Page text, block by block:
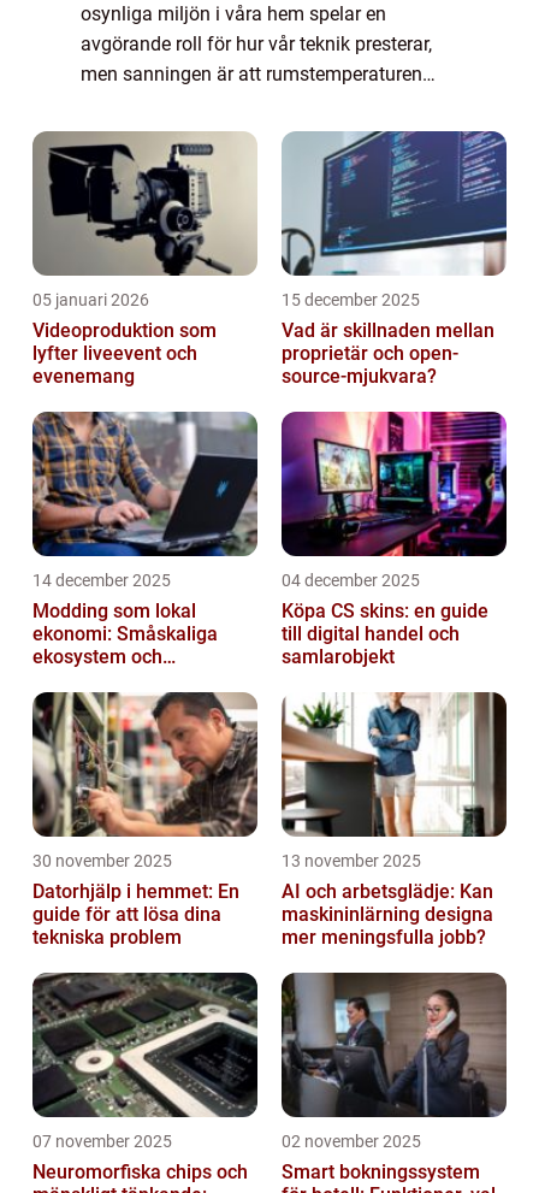
osynliga miljön i våra hem spelar en
avgörande roll för hur vår teknik presterar,
men sanningen är att rumstemperaturen
05 januari 2026
Videoproduktion som
lyfter liveevent och
evenemang
15 december 2025
Vad är skillnaden mellan
proprietär och open-
source-mjukvara?
14 december 2025
Modding som lokal
ekonomi: Småskaliga
ekosystem och
04 december 2025
Köpa CS skins: en guide
till digital handel och
samlarobjekt
30 november 2025
Datorhjälp i hemmet: En
guide för att lösa dina
tekniska problem
13 november 2025
AI och arbetsglädje: Kan
maskininlärning designa
mer meningsfulla jobb?
07 november 2025
Neuromorfiska chips och
02 november 2025
Smart bokningssystem